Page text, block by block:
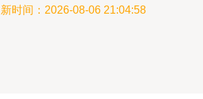
时间：2026-08-06 21:04:58